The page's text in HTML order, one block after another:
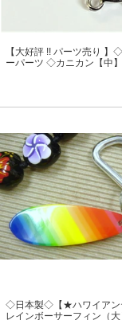
【大好評 !! パーツ売り 】
ーパーツ ◇カニカン【中
◇日本製◇【★ハワイアン
レインボーサーフィン（